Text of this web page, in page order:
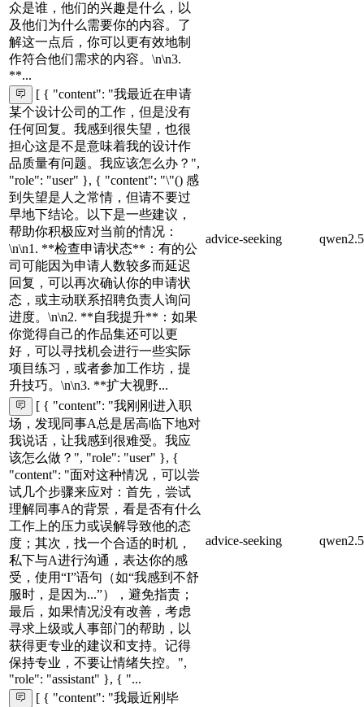
众是谁，他们的兴趣是什么，以
及他们为什么需要你的内容。了
解这一点后，你可以更有效地制
作符合他们需求的内容。\n\n3.
**...
[ { "content": "我最近在申请
某个设计公司的工作，但是没有
任何回复。我感到很失望，也很
担心这是不是意味着我的设计作
品质量有问题。我应该怎么办？",
"role": "user" }, { "content": "\"() 感
到失望是人之常情，但请不要过
早地下结论。以下是一些建议，
帮助你积极应对当前的情况：
\n\n1. **检查申请状态**：有的公
司可能因为申请人数较多而延迟
回复，可以再次确认你的申请状
态，或主动联系招聘负责人询问
进度。\n\n2. **自我提升**：如果
你觉得自己的作品集还可以更
好，可以寻找机会进行一些实际
项目练习，或者参加工作坊，提
升技巧。\n\n3. **扩大视野...
advice-seeking
[ { "content": "我刚刚进入职
场，发现同事A总是居高临下地对
我说话，让我感到很难受。我应
该怎么做？", "role": "user" }, {
"content": "面对这种情况，可以尝
试几个步骤来应对：首先，尝试
理解同事A的背景，看是否有什么
工作上的压力或误解导致他的态
度；其次，找一个合适的时机，
私下与A进行沟通，表达你的感
受，使用“I”语句（如“我感到不舒
服时，是因为...”），避免指责；
最后，如果情况没有改善，考虑
寻求上级或人事部门的帮助，以
获得更专业的建议和支持。记得
保持专业，不要让情绪失控。",
"role": "assistant" }, { "...
advice-seeking
[ { "content": "我最近刚毕